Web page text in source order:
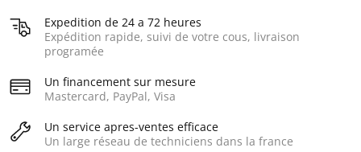
Expedition de 24 a 72 heures
Expédition rapide, suivi de votre cous, livraison
programée
Un financement sur mesure
Mastercard, PayPal, Visa
Un service apres-ventes efficace
Un large réseau de techniciens dans la france